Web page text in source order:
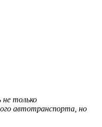
только
автотранспорта, но